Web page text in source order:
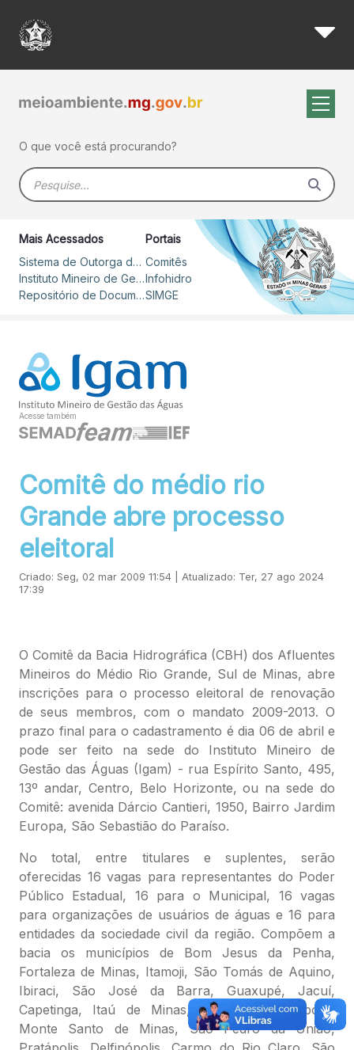
Pular para o Conteúdo principal
Comitê do médio rio Grande
O que você está procurando?
Barra de busca
Mais Acessados
Sistema de Outorga de Direito de Uso de Recursos Hídricos – SOUT
Instituto Mineiro de Gestão das Águas
Repositório de Documentos
Portais
Comitês
Infohidro
SIMGE
Acesse também
Comitê do médio rio
Grande abre processo
eleitoral
Criado: Seg, 02 mar 2009 11:54 | Atualizado: Ter, 27 ago 2024
17:39
O Comitê da Bacia Hidrográfica (CBH) dos Afluentes
Mineiros do Médio Rio Grande, Sul de Minas, abre
inscrições para o processo eleitoral de renovação
de seus membros, com o mandato 2009-2013. O
prazo final para o cadastramento é dia 06 de abril e
pode ser feito na sede do Instituto Mineiro de
Gestão das Águas (Igam) - rua Espírito Santo, 495,
13º andar, Centro, Belo Horizonte, ou na sede do
Comitê: avenida Dárcio Cantieri, 1950, Bairro Jardim
Europa, São Sebastião do Paraíso.
No total, entre titulares e suplentes, serão
oferecidas 16 vagas para representantes do Poder
Público Estadual, 16 para o Municipal, 16 vagas
para organizações de usuários de águas e 16 para
entidades da sociedade civil da região. Compõem a
bacia os municípios de Bom Jesus da Penha,
Fortaleza de Minas, Itamoji, São Tomás de Aquino,
Ibiraci, São José da Barra, Guaxupé, Jacuí,
Capetinga, Itaú de Minas, Claraval, Alpinópolis,
Monte Santo de Minas, São Pedro da União,